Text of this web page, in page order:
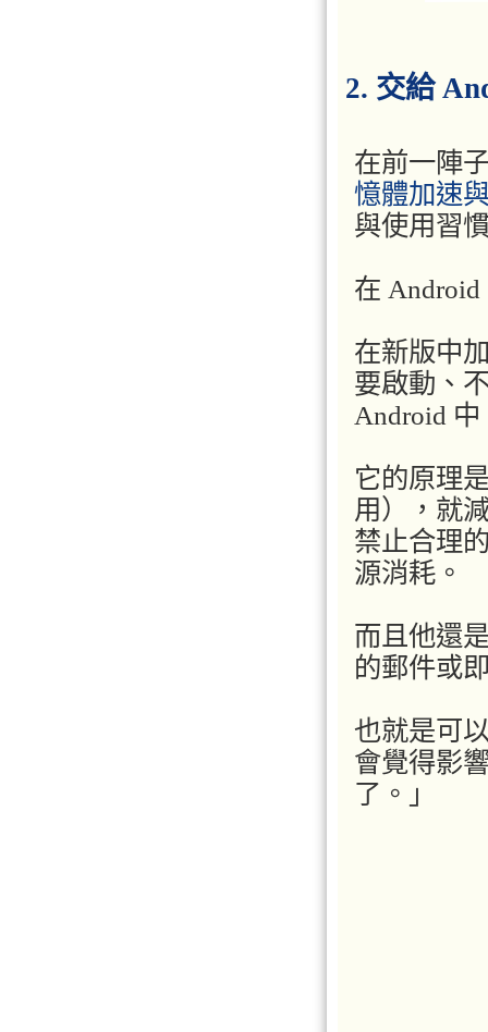
2. 交給
在前一陣
憶體加速
與使用習
在
在新版中
要啟動、
Android
它的原理
用），就
禁止合理
源消耗。
而且他還
的郵件或
也就是可
會覺得影
了。」